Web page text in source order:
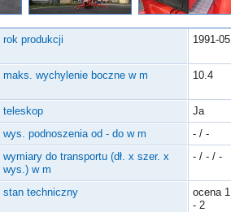
rok produkcji 1991-05
maks. wychylenie boczne w m 10.4
teleskop
Ja
wys. podnoszenia od - do w m
- / -
wymiary do transportu (dł. x szer. x
wys.) w m
- / - / -
stan techniczny
ocena 1
- 2